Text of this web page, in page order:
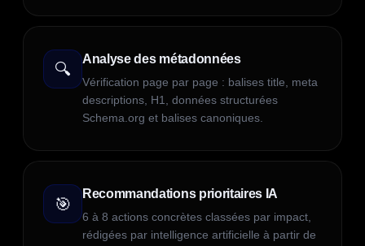
🔍
Analyse des métadonnées
Vérification page par page : balises title, meta
descriptions, H1, données structurées
Schema.org et balises canoniques.
🎯
Recommandations prioritaires IA
6 à 8 actions concrètes classées par impact,
rédigées par intelligence artificielle à partir de